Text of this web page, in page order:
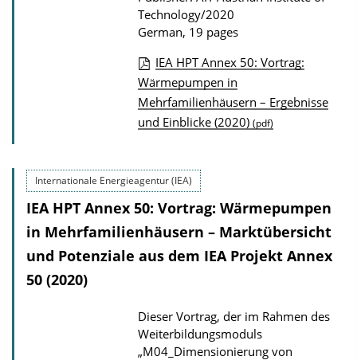
Technology/2020
German, 19 pages
P
u
b
i
c
a
t
i
D
o
IEA HPT Annex 50: Vortrag:
Wärmepumpen in
Mehrfamilienhäusern – Ergebnisse
und Einblicke (2020) (pdf)
Internationale Energieagentur (IEA)
IEA HPT Annex 50: Vortrag: Wärmepumpen
in Mehrfamilienhäusern – Marktübersicht
und Potenziale aus dem IEA Projekt Annex
50 (2020)
Dieser Vortrag, der im Rahmen des
Weiterbildungsmoduls
„M04_Dimensionierung von